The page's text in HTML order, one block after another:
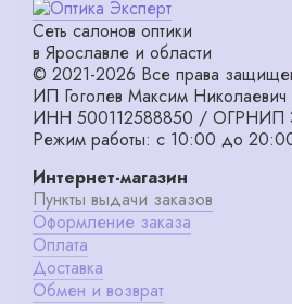
Сеть салонов оптики
в Ярославле и области
© 2021-2026 Все права
ИП Гоголев Максим Николаевич
ИНН 500112588850 / ОГРНИП
Режим работы: с 10:00 до
Интернет-магазин
Пункты выдачи заказов
Оформление заказа
Оплата
Доставка
Обмен и возврат